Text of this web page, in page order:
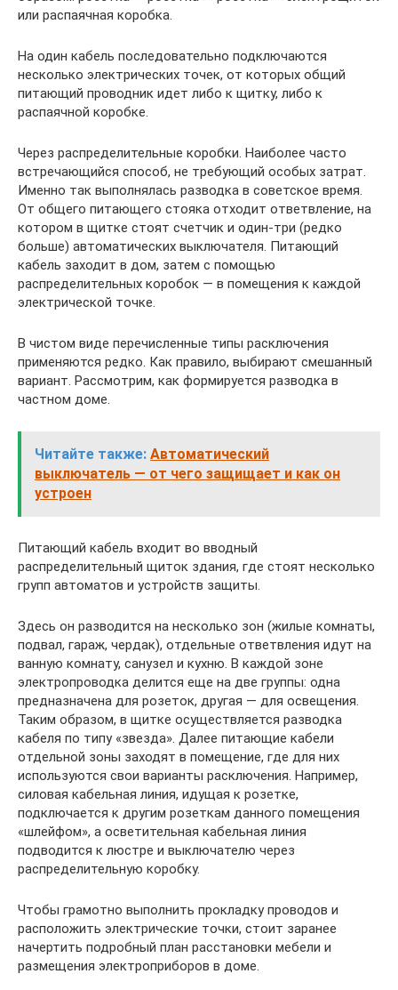
или распаячная коробка.
На один кабель последовательно подключаются
несколько электрических точек, от которых общий
питающий проводник идет либо к щитку, либо к
распаячной коробке.
Через распределительные коробки. Наиболее часто
встречающийся способ, не требующий особых затрат.
Именно так выполнялась разводка в советское время.
От общего питающего стояка отходит ответвление, на
котором в щитке стоят счетчик и один-три (редко
больше) автоматических выключателя. Питающий
кабель заходит в дом, затем с помощью
распределительных коробок — в помещения к каждой
электрической точке.
В чистом виде перечисленные типы расключения
применяются редко. Как правило, выбирают смешанный
вариант. Рассмотрим, как формируется разводка в
частном доме.
Читайте также: Автоматический
выключатель — от чего защищает и как он
устроен
Питающий кабель входит во вводный
распределительный щиток здания, где стоят несколько
групп автоматов и устройств защиты.
Здесь он разводится на несколько зон (жилые комнаты,
подвал, гараж, чердак), отдельные ответвления идут на
ванную комнату, санузел и кухню. В каждой зоне
электропроводка делится еще на две группы: одна
предназначена для розеток, другая — для освещения.
Таким образом, в щитке осуществляется разводка
кабеля по типу «звезда». Далее питающие кабели
отдельной зоны заходят в помещение, где для них
используются свои варианты расключения. Например,
силовая кабельная линия, идущая к розетке,
подключается к другим розеткам данного помещения
«шлейфом», а осветительная кабельная линия
подводится к люстре и выключателю через
распределительную коробку.
Чтобы грамотно выполнить прокладку проводов и
расположить электрические точки, стоит заранее
начертить подробный план расстановки мебели и
размещения электроприборов в доме.